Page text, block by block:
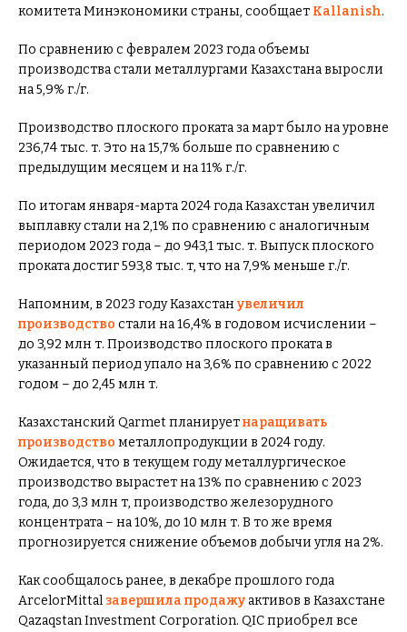
комитета Минэкономики страны, сообщает Kallanish.
По сравнению с февралем 2023 года объемы
производства стали металлургами Казахстана выросли
на 5,9% г./г.
Производство плоского проката за март было на уровне
236,74 тыс. т. Это на 15,7% больше по сравнению с
предыдущим месяцем и на 11% г./г.
По итогам января-марта 2024 года Казахстан увеличил
выплавку стали на 2,1% по сравнению с аналогичным
периодом 2023 года – до 943,1 тыс. т. Выпуск плоского
проката достиг 593,8 тыс. т, что на 7,9% меньше г./г.
Напомним, в 2023 году Казахстан увеличил
производство стали на 16,4% в годовом исчислении –
до 3,92 млн т. Производство плоского проката в
указанный период упало на 3,6% по сравнению с 2022
годом – до 2,45 млн т.
Казахстанский Qarmet планируетнаращивать
производство металлопродукции в 2024 году.
Ожидается, что в текущем году металлургическое
производство вырастет на 13% по сравнению с 2023
года, до 3,3 млн т, производство железорудного
концентрата – на 10%, до 10 млн т. В то же время
прогнозируется снижение объемов добычи угля на 2%.
Как сообщалось ранее, в декабре прошлого года
ArcelorMittal завершила продажуактивов в Казахстане
Qazaqstan Investment Corporation. QIC приобрел все